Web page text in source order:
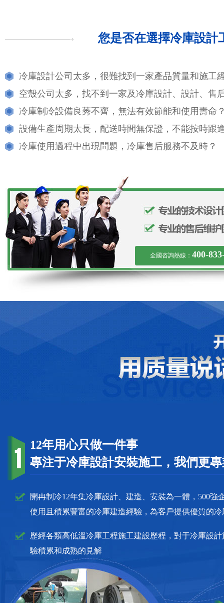
您是否在選擇冷庫設計
冷庫設計公司太多，很難找到一家產品質量和施工
空殼公司太多，找不到一家及冷庫設計、設計、售
冷庫制冷設備良莠不齊，無法有效節能和使用壽命
設備生產周期太長，配送時間無保證，不能按時跟
冷庫使用過程中出現問題，冷庫售后服務不及時？
全國咨詢熱線： 400-
12年用心只做一件事
專注于冷庫設計安裝施工，我們更
開冉制冷12年集冷庫設計、建造、安裝為一體，500強
使用且積累豐富的冷庫建造經驗，為客戶提供優質的
歷經各類高低溫冷庫工程施工建設歷程，對于冷庫設
驗積累和成熟的見解
雪糕冷凍庫需要多大的發電機
組？_上海開冉制冷
雪糕冷凍庫所需的發電機組功率取決于
多個因素，包括冷庫的規模、制冷設備